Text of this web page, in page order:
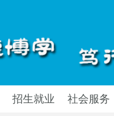
招生就业 社会服务